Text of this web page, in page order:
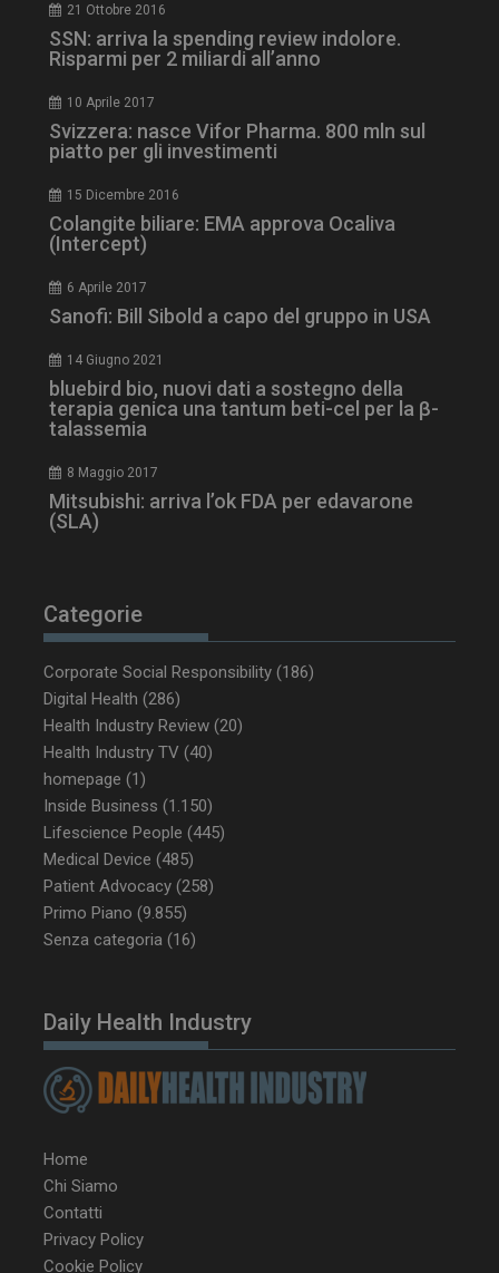
21 Ottobre 2016
SSN: arriva la spending review indolore.
Risparmi per 2 miliardi all’anno
10 Aprile 2017
Svizzera: nasce Vifor Pharma. 800 mln sul
piatto per gli investimenti
15 Dicembre 2016
Colangite biliare: EMA approva Ocaliva
(Intercept)
6 Aprile 2017
Sanofi: Bill Sibold a capo del gruppo in USA
14 Giugno 2021
bluebird bio, nuovi dati a sostegno della
terapia genica una tantum beti-cel per la β-
talassemia
8 Maggio 2017
Mitsubishi: arriva l’ok FDA per edavarone
(SLA)
Categorie
Corporate Social Responsibility (186)
Digital Health (286)
Health Industry Review (20)
Health Industry TV (40)
homepage (1)
Inside Business (1.150)
Lifescience People (445)
Medical Device (485)
Patient Advocacy (258)
Primo Piano (9.855)
Senza categoria (16)
Daily Health Industry
Home
Chi Siamo
Contatti
Privacy Policy
Cookie Policy
CookieScriptConsent
CookieScript
NOME
__Secure-ROLLOUT_TOKEN
.youtube.com
tracking-sites-ironfish-
tracking-named-enable
www.dailyhealthindustry.it
__Secure-YNID
VISITOR_PRIVACY_METADATA
YouTube